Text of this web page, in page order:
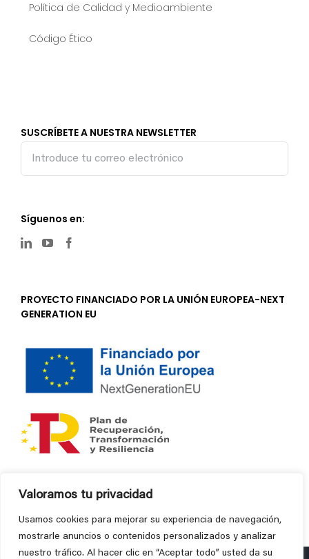
Valoramos tu privacidad
Usamos cookies para mejorar su experiencia de navegación,
mostrarle anuncios o contenidos personalizados y analizar
nuestro tráfico. Al hacer clic en “Aceptar todo” usted da su
Política de Calidad y Medioambiente
Código Ético
SUSCRÍBETE A NUESTRA NEWSLETTER
Síguenos en:
PROYECTO FINANCIADO POR LA UNIÓN EUROPEA-NEXT
GENERATION EU